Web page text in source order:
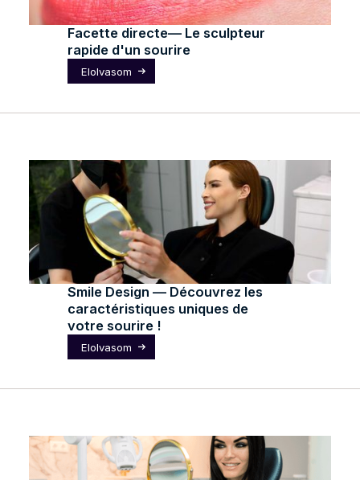
Facette directe— Le sculpteur
rapide d'un sourire
Elolvasom
Smile Design — Découvrez les
caractéristiques uniques de
votre sourire !
Elolvasom